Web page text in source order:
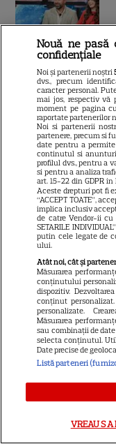
4
Exclusiv
17
29
Nouă ne pasă
confidențiale
Noi și partenerii noștri
dvs., precum
caracter personal.
mai jos, respectiv
moment pe pagina
raportate partenerilor
Noi si partenerii
partenere, precum si
date pentru a
continutul si
profilul dvs., pentru a
si pentru a analiza
art. 15-22 din GDPR
Aceste drepturi pot fi
“ACCEPT TOATE”,
implica inclusiv
de catre Vendor-ii cu
SETARILE
putin cele legate de
ului.
Atât noi, cât și
Măsurarea
conținutului
dispozitiv.
conținut
personalizate.
Măsurarea
sau combinații de
selecta conținutul.
Date precise de
Listă parteneri
VREAU SA